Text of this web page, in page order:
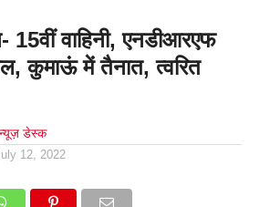
15वीं वाहिनी, एनडीआरएफ
कुमाऊं में तैनात, त्वरित
डेस्क
12, 2022